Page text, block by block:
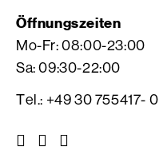
Öffnungszeiten
Mo-Fr: 08:00-23:00
Sa: 09:30-22:00
Tel.: +49 30 755417- 0